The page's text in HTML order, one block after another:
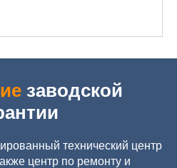
заводской
технический центр
центр по ремонту и